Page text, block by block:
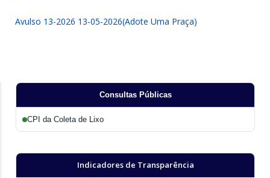
Avulso 13-2026 13-05-2026(Adote Uma Praça)
Consultas Públicas
CPI da Coleta de Lixo
Indicadores de Transparência